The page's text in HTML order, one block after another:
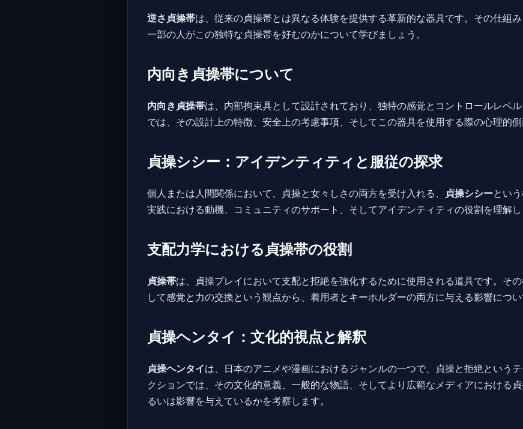
逆さ貞操帯は、従来の貞操帯とは異なる体験を提供する革新的な器具です。その仕組
一部の人がこの独特な貞操帯を好むのかについて学びましょう。
内向き貞操帯について
内向き貞操帯は、内部拘束具として設計されており、独特の感覚とコントロールレベ
では、その設計上の特徴、安全上の考慮事項、そしてこの器具を使用する際の心理的側
貞操シシー：アイデンティティと服従の探求
個人または人間関係において、貞操と女々しさの両方を受け入れる、 貞操シシーとい
実践における動機、コミュニティのサポート、そしてアイデンティティの役割を理解し
支配力学における貞操帯の役割
貞操帯は、貞操プレイにおいて支配と拒絶を強化するために使用される道具です。そ
して感覚と力の交換という観点から、着用者とキーホルダーの両方に与える影響につい
貞操ヘンタイ：文化的視点と解釈
貞操ヘンタイは、日本のアニメや漫画におけるジャンルの一つで、貞操と拒絶という
クションでは、その文化的意義、一般的な物語、そしてより広範なメディアにおける
るいは影響を与えているかを考察します。